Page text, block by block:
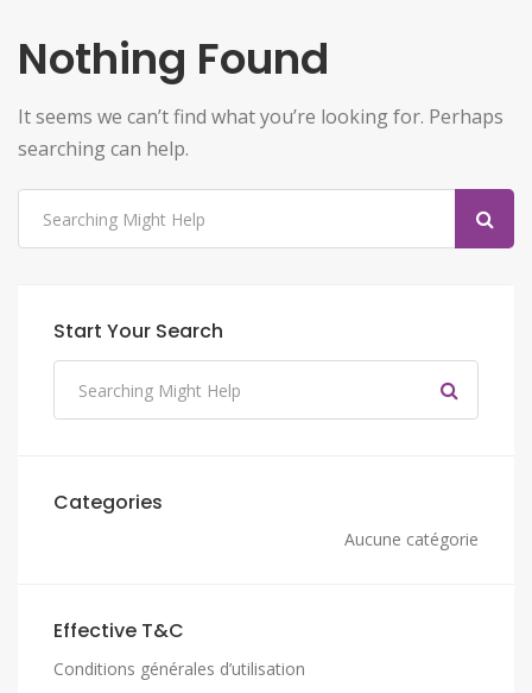
Nothing Found
It seems we can’t find what you’re looking for. Perhaps
searching can help.
Start Your Search
Categories
Aucune catégorie
Effective T&C
Conditions générales d’utilisation